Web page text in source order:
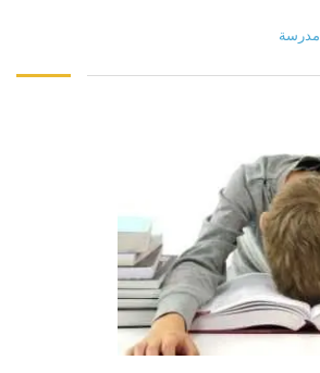
مدرسة